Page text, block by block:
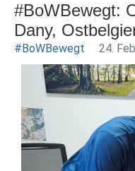
#BoWBewegt:
Dany,
#BoWBewegt 24.